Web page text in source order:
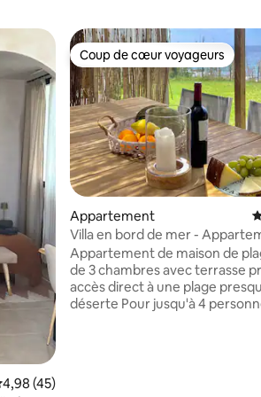
: 5 sur 5
moyenne sur la base de 45
4,98 (45)
Coup de cœur voyageurs
Coup de cœur voyageurs
Appartement
Villa en bord de mer -
Emplacement unique
Appartement de maison de
de 3 chambres avec terrasse
accès direct à une plage
déserte Pour jusqu'à 4 personnes.